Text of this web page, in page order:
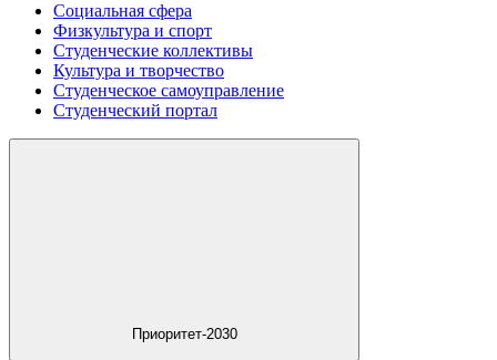
Социальная сфера
Физкультура и спорт
Студенческие коллективы
Культура и творчество
Студенческое самоуправление
Студенческий портал
Приоритет-2030